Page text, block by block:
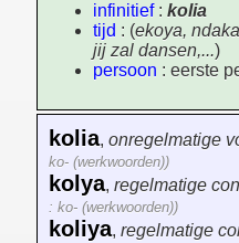
infinitief: kolia
tijd : (ekoya, ndaka
jij zal dansen,...)
persoon : eerste
kolia, onregelmatige
ko- (werkwoorden))
kolya, regelmatige
: ko- (werkwoorden))
koliya, regelmatige